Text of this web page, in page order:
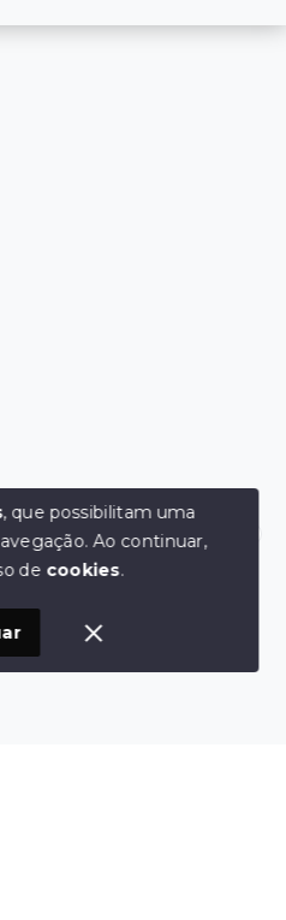
disponíveis para te ajudar.
Imobiliários - Todos
, que possibilitam uma
Ao continuar,
de cookies.